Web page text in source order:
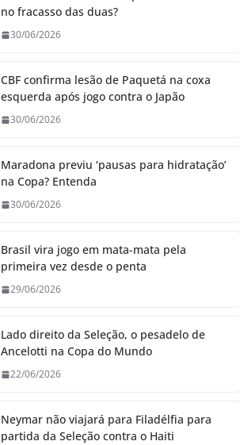
no fracasso das duas?
30/06/2026
CBF confirma lesão de Paquetá na coxa
esquerda após jogo contra o Japão
30/06/2026
Maradona previu ‘pausas para hidratação’
na Copa? Entenda
30/06/2026
Brasil vira jogo em mata-mata pela
primeira vez desde o penta
29/06/2026
Lado direito da Seleção, o pesadelo de
Ancelotti na Copa do Mundo
22/06/2026
Neymar não viajará para Filadélfia para
partida da Seleção contra o Haiti